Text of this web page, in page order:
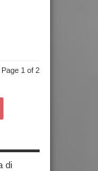
Page 1 of 2
di